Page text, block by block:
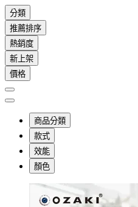
分類
推薦排序
熱銷度
新上架
價格
商品分類
款式
效能
顏色